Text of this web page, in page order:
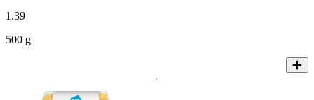
1 .39
500 g